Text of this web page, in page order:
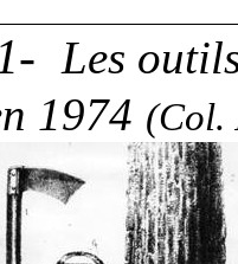
Les
1974 (Col.